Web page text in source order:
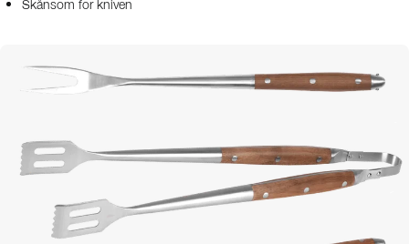
Skånsom for kniven